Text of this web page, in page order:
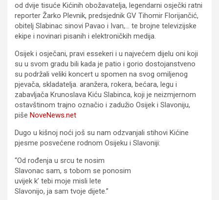
od dvije tisuće Kićinih obožavatelja, legendarni osječki ratni
reporter Žarko Plevnik, predsjednik GV Tihomir Florijančić,
obitelj Slabinac sinovi Pavao i Ivan,… te brojne televizijske
ekipe i novinari pisanih i elektroničkih medija.
Osijek i osječani, pravi essekeri i u najvećem dijelu oni koji
su u svom gradu bili kada je patio i gorio dostojanstveno
su podržali veliki koncert u spomen na svog omiljenog
pjevača, skladatelja. aranžera, rokera, bećara, legu i
zabavljača Krunoslava Kiću Slabinca, koji je neizmjernom
ostavštinom trajno označio i zadužio Osijek i Slavoniju,
piše NoveNews.net
Dugo u kišnoj noći još su nam odzvanjali stihovi Kićine
pjesme posvećene rodnom Osijeku i Slavoniji:
“Od rođenja u srcu te nosim
Slavonac sam, s tobom se ponosim
uvijek k’ tebi moje misli lete
Slavonijo, ja sam tvoje dijete.”